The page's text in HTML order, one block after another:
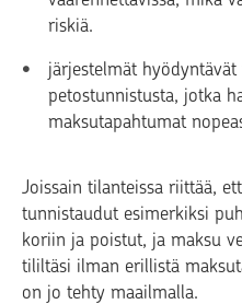
riskiä.
järjestelmät
petostunnistusta, jotka
maksutapahtumat
Joissain tilanteissa riittää,
tunnistaudut esimerkiksi
koriin ja poistut, ja maksu
tililtäsi ilman erillistä
on jo tehty maailmalla.